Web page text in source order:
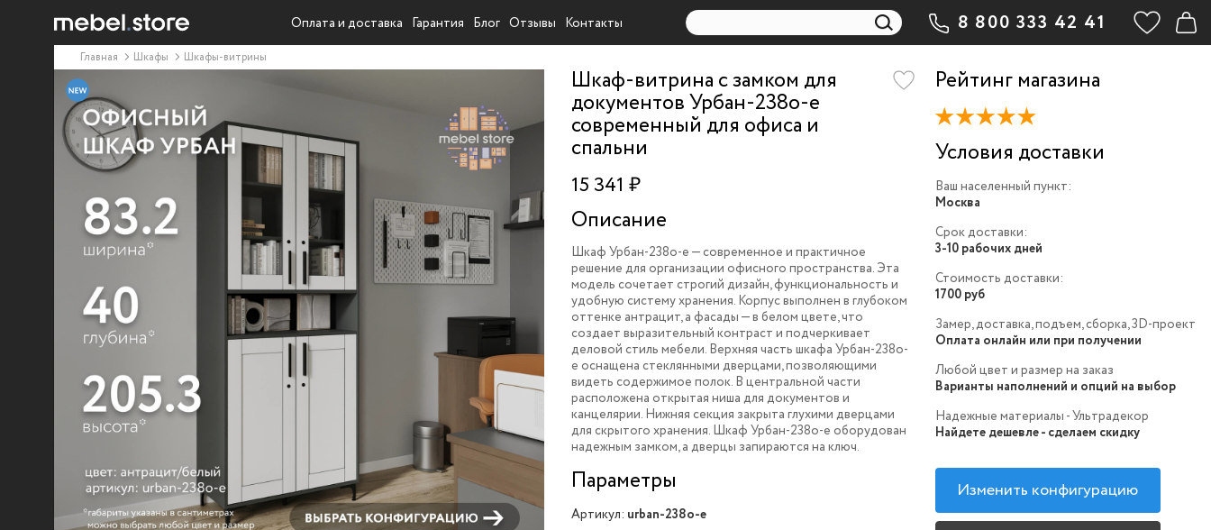
Оплата и доставка Гарантия Блог Отзывы Контакты 8 800 333 42 41
Главная Шкафы Шкафы-витрины
Шкаф-витрина с замком для
документов Урбан-238o-e
современный для офиса и
спальни
15 341 ₽
Описание
Шкаф Урбан-238o-e — современное и практичное
решение для организации офисного пространства. Эта
модель сочетает строгий дизайн, функциональность и
удобную систему хранения. Корпус выполнен в глубоком
оттенке антрацит, а фасады — в белом цвете, что
создает выразительный контраст и подчеркивает
деловой стиль мебели. Верхняя часть шкафа Урбан-238o-
e оснащена стеклянными дверцами, позволяющими
видеть содержимое полок. В центральной части
расположена открытая ниша для документов и
канцелярии. Нижняя секция закрыта глухими дверцами
для скрытого хранения. Шкаф Урбан-238o-e оборудован
надежным замком, а дверцы запираются на ключ.
Параметры
Артикул: urban-238o-e
Рейтинг магазина
Условия доставки
Ваш населенный пункт:
Москва
Срок доставки:
3-10 рабочих дней
Стоимость доставки:
1700 руб
Замер, доставка, подъем, сборка, 3D-проект
Оплата онлайн или при получении
Любой цвет и размер на заказ
Варианты наполнений и опций на выбор
Надежные материалы - Ультрадекор
Найдете дешевле - сделаем скидку
Изменить конфигурацию